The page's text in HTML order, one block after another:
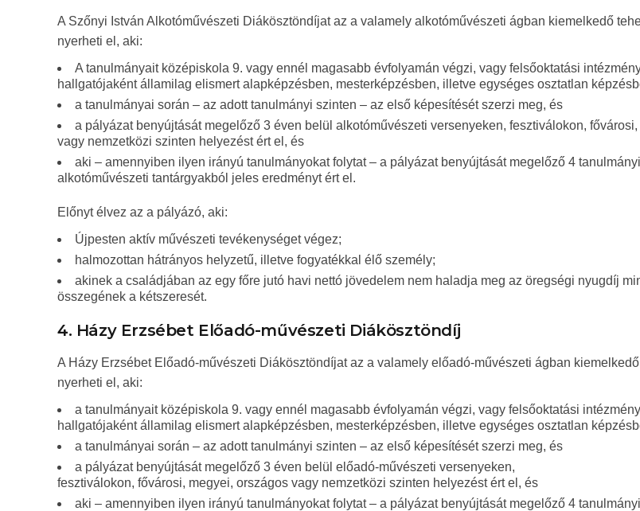
A Szőnyi István Alkotóművészeti Diákösztöndíjat az a valamely alkotóművészeti ágban kiemelkedő
nyerheti el, aki:
A tanulmányait középiskola 9. vagy ennél magasabb évfolyamán végzi, vagy felsőoktatási
hallgatójaként államilag elismert alapképzésben, mesterképzésben, illetve egységes osztatlan
a tanulmányai során – az adott tanulmányi szinten – az első képesítését szerzi meg, és
a pályázat benyújtását megelőző 3 éven belül alkotóművészeti versenyeken, fesztiválokon,
vagy nemzetközi szinten helyezést ért el, és
aki – amennyiben ilyen irányú tanulmányokat folytat – a pályázat benyújtását megelőző 4
alkotóművészeti tantárgyakból jeles eredményt ért el.
Előnyt élvez az a pályázó, aki:
Újpesten aktív művészeti tevékenységet végez;
halmozottan hátrányos helyzetű, illetve fogyatékkal élő személy;
akinek a családjában az egy főre jutó havi nettó jövedelem nem haladja meg az öregségi nyugdíj
összegének a kétszeresét.
4. Házy Erzsébet Előadó-művészeti Diákösztöndíj
A Házy Erzsébet Előadó-művészeti Diákösztöndíjat az a valamely előadó-művészeti ágban
nyerheti el, aki:
a tanulmányait középiskola 9. vagy ennél magasabb évfolyamán végzi, vagy felsőoktatási
hallgatójaként államilag elismert alapképzésben, mesterképzésben, illetve egységes osztatlan
a tanulmányai során – az adott tanulmányi szinten – az első képesítését szerzi meg, és
a pályázat benyújtását megelőző 3 éven belül előadó-művészeti versenyeken,
fesztiválokon, fővárosi, megyei, országos vagy nemzetközi szinten helyezést ért el, és
aki – amennyiben ilyen irányú tanulmányokat folytat – a pályázat benyújtását megelőző 4